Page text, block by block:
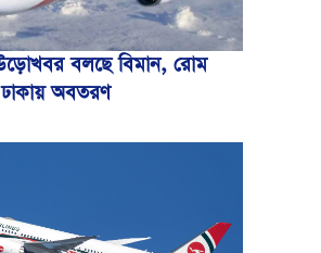
বলছে বিমান, রোম
ঢাকায় অবতরণ